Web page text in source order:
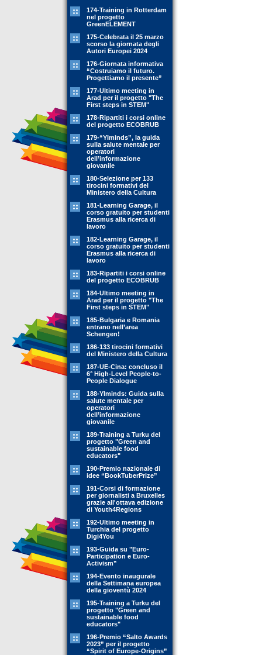
174-Training in Rotterdam
nel progetto
GreenELEMENT
175-Celebrata il 25 marzo
scorso la giornata degli
Autori Europei 2024
176-Giornata informativa
“Costruiamo il futuro.
Progettiamo il presente”
177-Ultimo meeting in
Arad per il progetto "The
First steps in STEM"
178-Ripartiti i corsi online
del progetto ECOBRUB
179-“YIminds”, la guida
sulla salute mentale per
operatori
dell’informazione
giovanile
180-Selezione per 133
tirocini formativi del
Ministero della Cultura
181-Learning Garage, il
corso gratuito per studenti
Erasmus alla ricerca di
lavoro
182-Learning Garage, il
corso gratuito per studenti
Erasmus alla ricerca di
lavoro
183-Ripartiti i corsi online
del progetto ECOBRUB
184-Ultimo meeting in
Arad per il progetto "The
First steps in STEM"
185-Bulgaria e Romania
entrano nell’area
Schengen!
186-133 tirocini formativi
del Ministero della Cultura
187-UE-Cina: concluso il
6° High-Level People-to-
People Dialogue
188-YIminds: Guida sulla
salute mentale per
operatori
dell’informazione
giovanile
189-Training a Turku del
progetto "Green and
sustainable food
educators"
190-Premio nazionale di
idee “BookTuberPrize”
191-Corsi di formazione
per giornalisti a Bruxelles
grazie all'ottava edizione
di Youth4Regions
192-Ultimo meeting in
Turchia del progetto
Digi4You
193-Guida su "Euro-
Participation e Euro-
Activism”
194-Evento inaugurale
della Settimana europea
della gioventù 2024
195-Training a Turku del
progetto "Green and
sustainable food
educators"
196-Premio “Salto Awards
2023” per il progetto
“Spirit of Europe-Origins”